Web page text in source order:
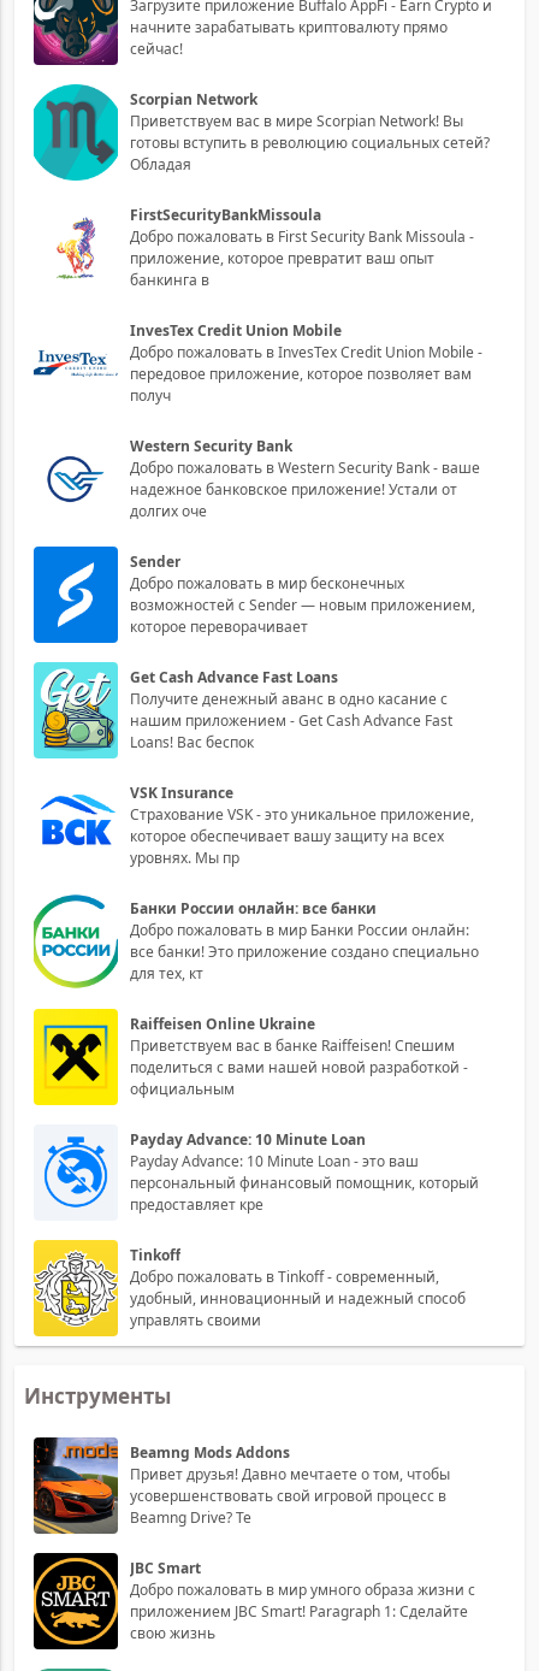
Загрузите приложение Buffalo AppFi - Earn Crypto и
начните зарабатывать криптовалюту прямо
сейчас!
Scorpian Network
Приветствуем вас в мире Scorpian Network! Вы
готовы вступить в революцию социальных сетей?
Обладая
FirstSecurityBankMissoula
Добро пожаловать в First Security Bank Missoula -
приложение, которое превратит ваш опыт
банкинга в
InvesTex Credit Union Mobile
Добро пожаловать в InvesTex Credit Union Mobile -
передовое приложение, которое позволяет вам
получ
Western Security Bank
Добро пожаловать в Western Security Bank - ваше
надежное банковское приложение! Устали от
долгих оче
Sender
Добро пожаловать в мир бесконечных
возможностей с Sender — новым приложением,
которое переворачивает
Get Cash Advance Fast Loans
Получите денежный аванс в одно касание с
нашим приложением - Get Cash Advance Fast
Loans! Вас беспок
VSK Insurance
Страхование VSK - это уникальное приложение,
которое обеспечивает вашу защиту на всех
уровнях. Мы пр
Банки России онлайн: все банки
Добро пожаловать в мир Банки России онлайн:
все банки! Это приложение создано специально
для тех, кт
Raiffeisen Online Ukraine
Приветствуем вас в банке Raiffeisen! Спешим
поделиться с вами нашей новой разработкой -
официальным
Payday Advance: 10 Minute Loan
Payday Advance: 10 Minute Loan - это ваш
персональный финансовый помощник, который
предоставляет кре
Tinkoff
Добро пожаловать в Tinkoff - современный,
удобный, инновационный и надежный способ
управлять своими
Инструменты
Beamng Mods Addons
Привет друзья! Давно мечтаете о том, чтобы
усовершенствовать свой игровой процесс в
Beamng Drive? Те
JBC Smart
Добро пожаловать в мир умного образа жизни с
приложением JBC Smart! Paragraph 1: Сделайте
свою жизнь